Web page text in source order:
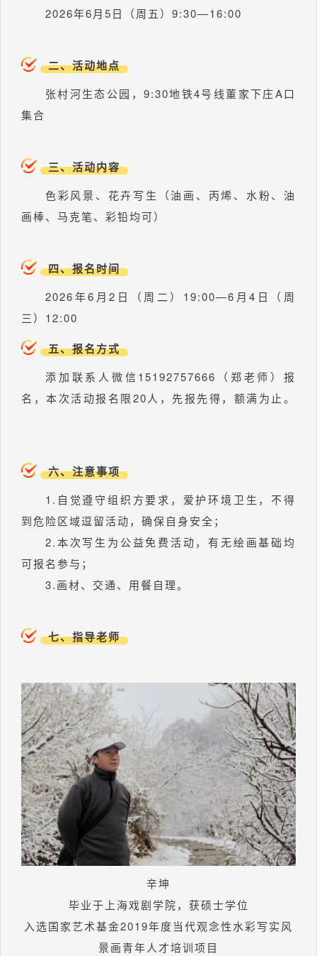
2026年6月5日（周五）9:30—16:00
二、活动地点
张村河生态公园，9:30地铁4号线董家下庄A口
集合
三、活动内容
色彩风景、花卉写生（油画、丙烯、水粉、油
画棒、马克笔、彩铅均可）
四、报名时间
2026年6月2日（周二）19:00—6月4日（周
三）12:00
五、报名方式
添加联系人微信15192757666（郑老师）报
名，本次活动报名限20人，先报先得，额满为止。
六、注意事项
1.自觉遵守组织方要求，爱护环境卫生，不得
到危险区域逗留活动，确保自身安全；
2.本次写生为公益免费活动，有无绘画基础均
可报名参与；
3.画材、交通、用餐自理。
七、指导老师
辛坤
毕业于上海戏剧学院，获硕士学位
入选国家艺术基金2019年度当代观念性水彩写实风
景画青年人才培训项目